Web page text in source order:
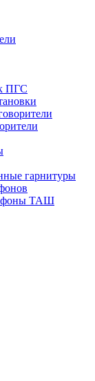
ПГС
гарнитуры
ТАШ